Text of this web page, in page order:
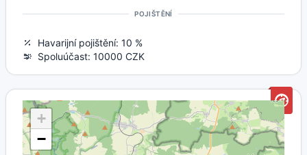
POJIŠTĚNÍ
Havarijní pojištění: 10 %
Spoluúčast: 10000 CZK
+
−